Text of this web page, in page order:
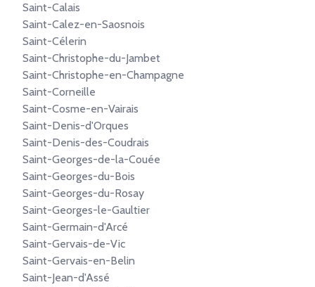
Saint-Calais
Saint-Calez-en-Saosnois
Saint-Célerin
Saint-Christophe-du-Jambet
Saint-Christophe-en-Champagne
Saint-Corneille
Saint-Cosme-en-Vairais
Saint-Denis-d'Orques
Saint-Denis-des-Coudrais
Saint-Georges-de-la-Couée
Saint-Georges-du-Bois
Saint-Georges-du-Rosay
Saint-Georges-le-Gaultier
Saint-Germain-d'Arcé
Saint-Gervais-de-Vic
Saint-Gervais-en-Belin
Saint-Jean-d'Assé